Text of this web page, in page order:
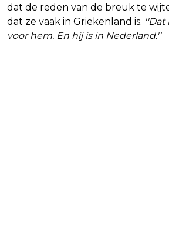
dat de reden van de breuk te
dat ze vaak in Griekenland is. ''Dat
voor hem. En hij is in Nederland.''